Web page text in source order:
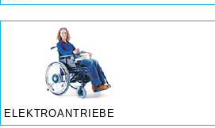
ELEKTROANTRIEBE